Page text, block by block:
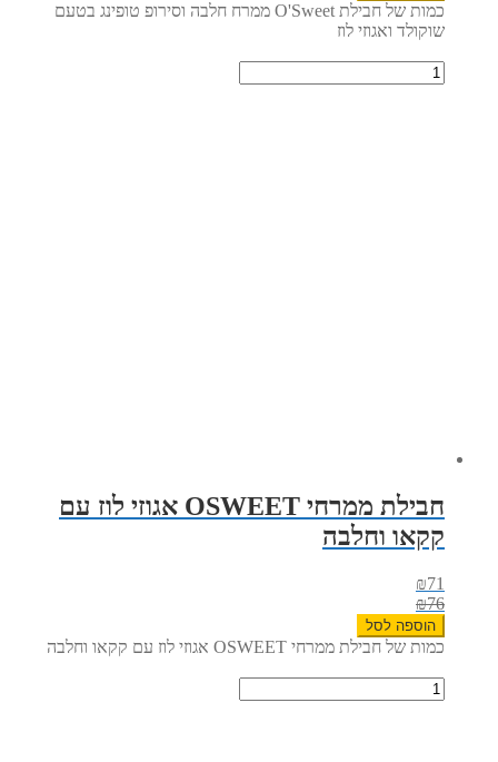
כמות של חבילת O'Sweet ממרח חלבה וסירופ טופינג בטעם
שוקולד ואגוזי לוז
חבילת ממרחי OSWEET אגוזי לוז עם
קקאו וחלבה
₪71
₪76
הוספה לסל
כמות של חבילת ממרחי OSWEET אגוזי לוז עם קקאו וחלבה